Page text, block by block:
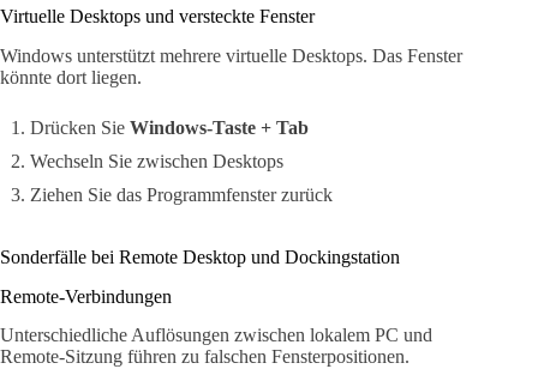
Virtuelle Desktops und versteckte Fenster
Windows unterstützt mehrere virtuelle Desktops. Das Fenster
könnte dort liegen.
Drücken Sie Windows-Taste + Tab
Wechseln Sie zwischen Desktops
Ziehen Sie das Programmfenster zurück
Sonderfälle bei Remote Desktop und Dockingstation
Remote-Verbindungen
Unterschiedliche Auflösungen zwischen lokalem PC und
Remote-Sitzung führen zu falschen Fensterpositionen.